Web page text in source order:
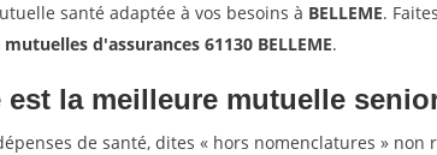
santé adaptée à vos besoins à BELLEME.
d'assurances 61130 BELLEME.
est la meilleure mutuelle
de santé, dites « hors nomenclatures »